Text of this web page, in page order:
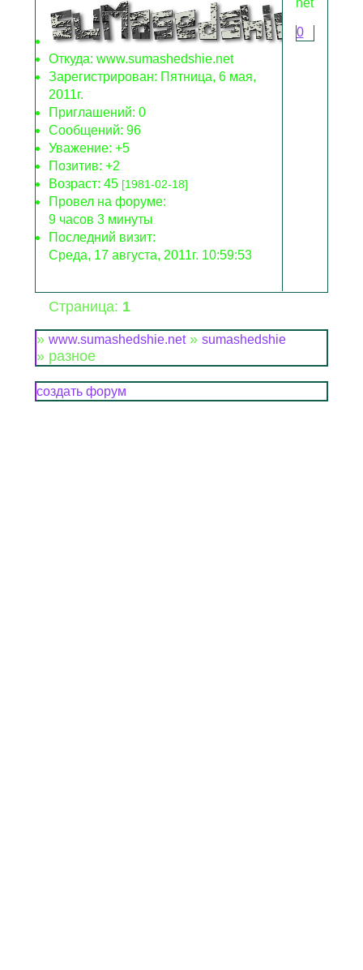
Откуда: www.sumashedshie.net
Зарегистрирован: Пятница, 6 мая,
2011г.
Приглашений: 0
Сообщений: 96
Уважение: +5
Позитив: +2
Возраст: 45 [1981-02-18]
Провел на форуме:
9 часов 3 минуты
Последний визит:
Среда, 17 августа, 2011г. 10:59:53
net.png
0
Страница: 1
» www.sumashedshie.net » sumashedshie
» разное
создать форум